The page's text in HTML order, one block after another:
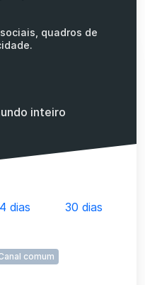
quadros de
inteiro
dias 30 dias
comum